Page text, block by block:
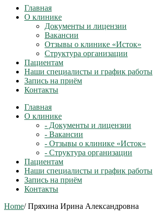
Главная
О клинике
Документы и лицензии
Вакансии
Отзывы о клинике «Исток»
Структура организации
Пациентам
Наши специалисты и график работы
Запись на приём
Контакты
Главная
О клинике
- Документы и лицензии
- Вакансии
- Отзывы о клинике «Исток»
- Структура организации
Пациентам
Наши специалисты и график работы
Запись на приём
Контакты
Home/Пряхина Ирина Александровна